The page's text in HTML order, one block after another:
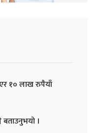
१० लाख रुपैयाँ
बताउनुभयो ।